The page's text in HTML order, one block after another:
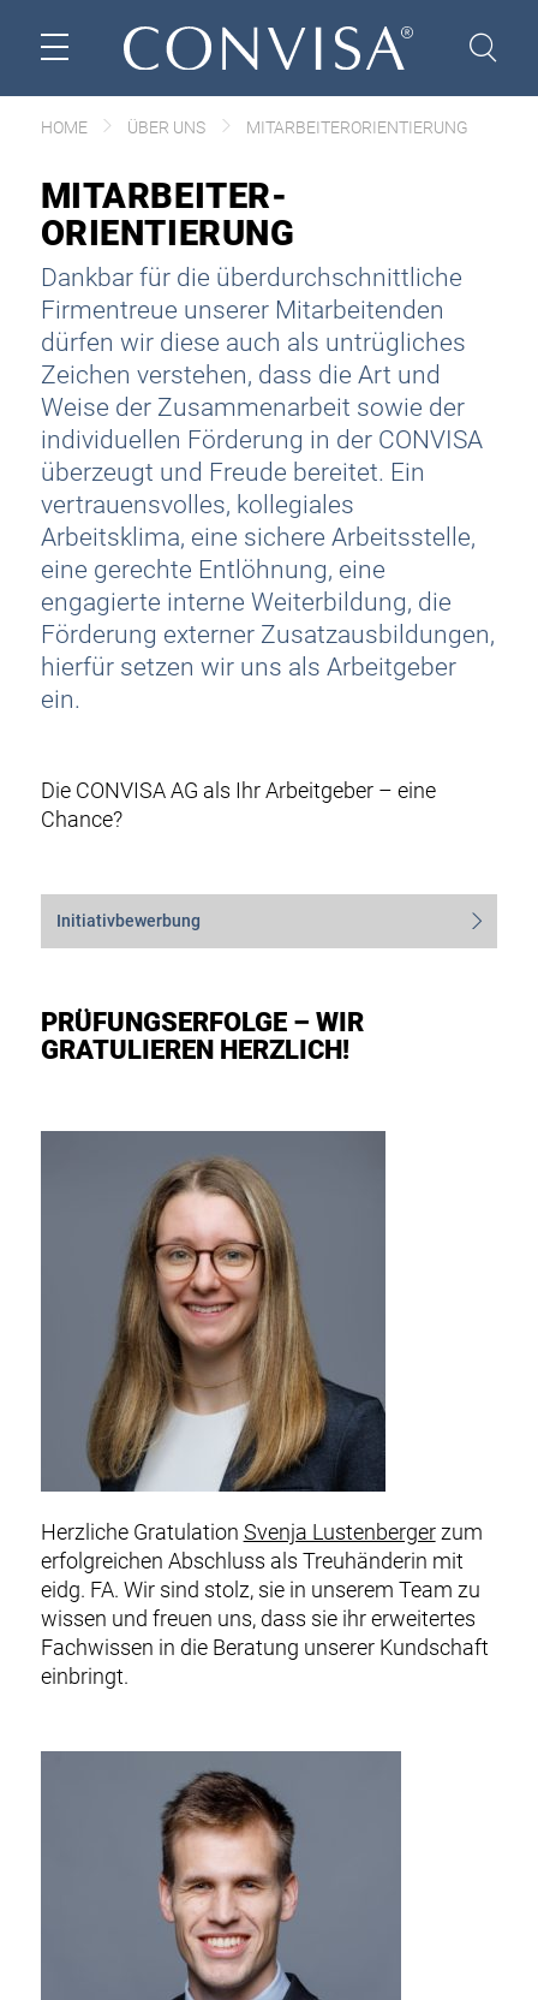
HOME ÜBER UNS MITARBEITER­ORIENTIERUNG
MITARBEITER­
ORIENTIERUNG
Dankbar für die überdurchschnittliche
Firmentreue unserer Mitarbeitenden
dürfen wir diese auch als untrügliches
Zeichen verstehen, dass die Art und
Weise der Zusammenarbeit sowie der
individuellen Förderung in der CONVISA
überzeugt und Freude bereitet. Ein
vertrauensvolles, kollegiales
Arbeitsklima, eine sichere Arbeitsstelle,
eine gerechte Entlöhnung, eine
engagierte interne Weiterbildung, die
Förderung externer Zusatzausbildungen,
hierfür setzen wir uns als Arbeitgeber
ein.
Die CONVISA AG als Ihr Arbeitgeber – eine
Chance?
Initiativbewerbung
PRÜFUNGSERFOLGE – WIR
GRATULIEREN HERZLICH!
Herzliche Gratulation Svenja Lustenbergerzum
erfolgreichen Abschluss als Treuhänderin mit
eidg. FA. Wir sind stolz, sie in unserem Team zu
wissen und freuen uns, dass sie ihr erweitertes
Fachwissen in die Beratung unserer Kundschaft
einbringt.